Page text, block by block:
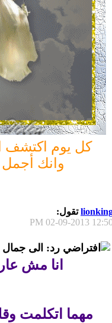
كل يوم اكتشف
وانك
تقول:
02-09-2013 12:50
رد: الى جمال
انا مش
مهما اتكلمت